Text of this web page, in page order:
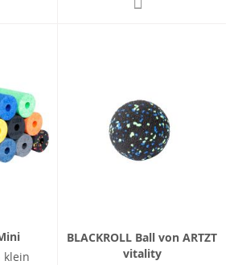
klein
BLACKROLL Ball von ARTZT
vitality